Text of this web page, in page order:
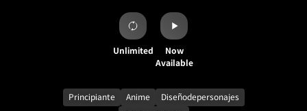
Unlimited
Now
Available
Principiante Anime
Diseñodepersonajes